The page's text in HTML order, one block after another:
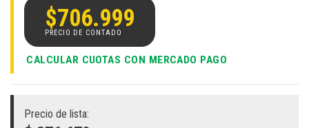
$706.999
CALCULAR CUOTAS CON MERCADO PAGO
Precio de lista: